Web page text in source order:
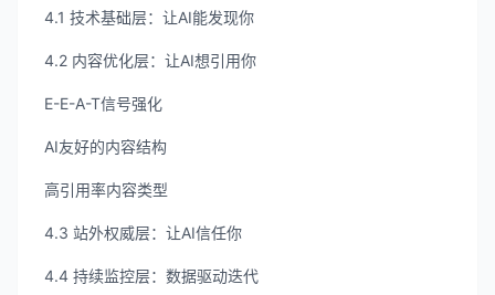
4.1 技术基础层：让AI能发现你
4.2 内容优化层：让AI想引用你
E-E-A-T信号强化
AI友好的内容结构
高引用率内容类型
4.3 站外权威层：让AI信任你
4.4 持续监控层：数据驱动迭代